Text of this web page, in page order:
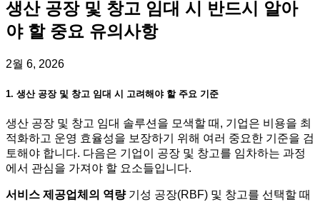
생산 공장 및 창고 임대 시 반드시 알아
야 할 중요 유의사항
2월 6, 2026
1. 생산 공장 및 창고 임대 시 고려해야 할 주요 기준
생산 공장 및 창고 임대 솔루션을 모색할 때, 기업은 비용을 최
적화하고 운영 효율성을 보장하기 위해 여러 중요한 기준을 검
토해야 합니다. 다음은 기업이 공장 및 창고를 임차하는 과정
에서 관심을 가져야 할 요소들입니다.
서비스 제공업체의 역량기성 공장(RBF) 및 창고를 선택할 때